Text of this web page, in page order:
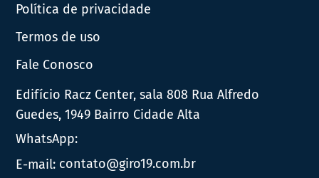
Política de privacidade
Termos de uso
Fale Conosco
Edifício Racz Center, sala 808 Rua Alfredo
Guedes, 1949 Bairro Cidade Alta
WhatsApp:
E-mail: contato@giro19.com.br